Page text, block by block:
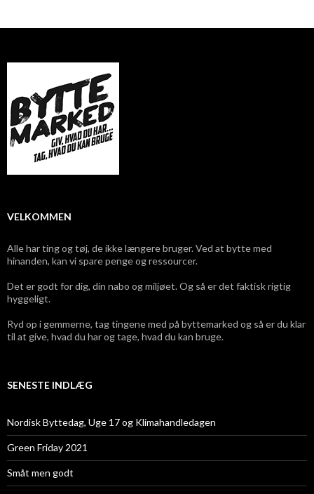
VELKOMMEN
Alle har ting og tøj, de ikke længere bruger. Ved at bytte med
hinanden, kan vi spare penge og ressourcer.
Det er godt for dig, din nabo og miljøet. Og så er det faktisk rigtig
hyggeligt.
Ryd op i gemmerne, tag tingene med på byttemarked og så er du klar
til at give, hvad du har og tage, hvad du kan bruge.
SENESTE INDLÆG
Nordisk Byttedag, Uge 17 og Klimahandledagen
Green Friday 2021
Småt men godt